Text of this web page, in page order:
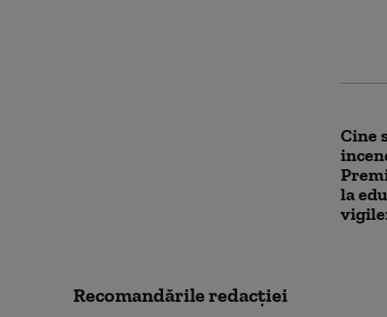
Cine
la
Recomandările redacţiei